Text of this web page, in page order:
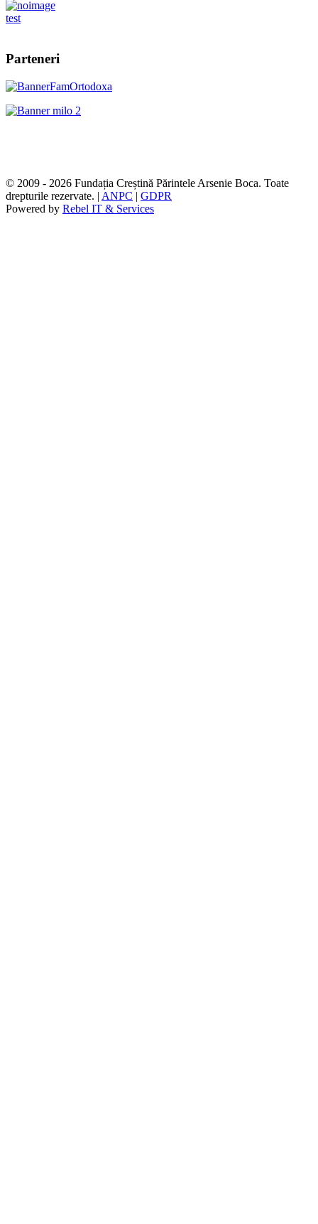
test
Parteneri
© 2009 - 2026 Fundația Creștină Părintele Arsenie Boca. Toate
drepturile rezervate. | ANPC | GDPR
Powered by Rebel IT & Services